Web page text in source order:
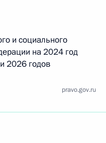
и социального
на 2024 год
2026 годов
pravo.gov.ru